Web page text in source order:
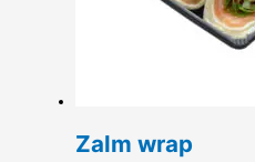
Zalm wrap